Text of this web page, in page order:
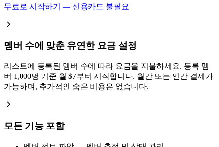
무료로 시작하기 — 신용카드 불필요
멤버 수에 맞춘 유연한 요금 설정
리스트에 등록된 멤버 수에 따라 요금을 지불하세요. 등록 멤
버 1,000명 기준 월 $7부터 시작합니다. 월간 또는 연간 결제가
가능하며, 추가적인 숨은 비용은 없습니다.
모든 기능 포함